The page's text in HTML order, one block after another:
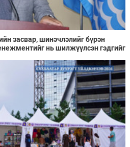
засвар, шинэчлэлийг бүрэн
нь шилжүүлсэн гэдгийг